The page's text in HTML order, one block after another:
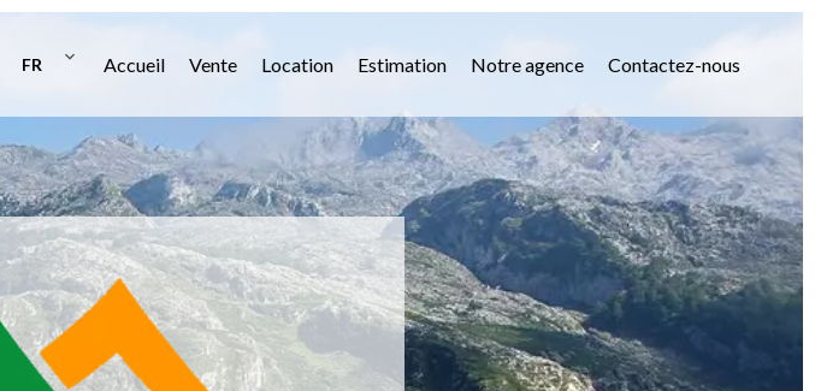
FR Accueil Vente Location Estimation Notre agence Contactez-nous